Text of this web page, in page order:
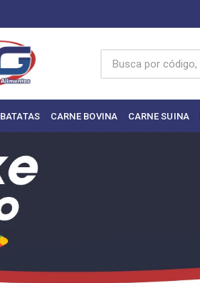
BATATAS CARNE BOVINA CARNE SUINA